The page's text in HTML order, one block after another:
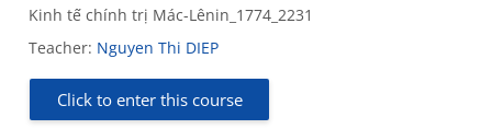
Kinh tế chính trị Mác-Lênin_1774_2231
Teacher: Nguyen Thi DIEP
Click to enter this course